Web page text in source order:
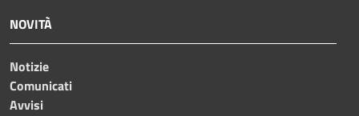
NOVITÀ
Notizie
Comunicati
Avvisi